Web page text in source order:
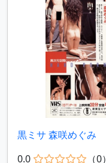
黒ミサ 森咲めぐみ
0.0
（0）